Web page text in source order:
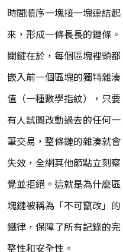
時間順序一塊接一塊連結起
來，形成一條長長的鏈條。
關鍵在於，每個區塊裡頭都
嵌入前一個區塊的獨特雜湊
值（一種數學指紋），只要
有人試圖改動過去的任何一
筆交易，整條鏈的雜湊就會
失效，全網其他節點立刻察
覺並拒絕。這就是為什麼區
塊鏈被稱為「不可竄改」的
鐵律，保障了所有記錄的完
整性和安全性。